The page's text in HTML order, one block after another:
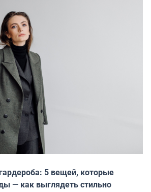
5 вещей, которые
— как выглядеть стильно